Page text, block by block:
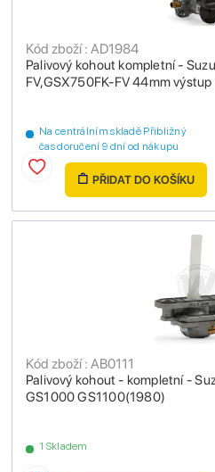
Palivový kohout kompletní -
FV,GSX750FK-FV 44mm
Kód zboží : AD1984
Na centrálním skladě Přibližný
čas doručení 9 dní od nákupu
PŘIDAT DO KOŠÍKU
Palivový kohout - kompletní -
GS1000 GS1100(1980)
Kód zboží : AB0111
1 Skladem